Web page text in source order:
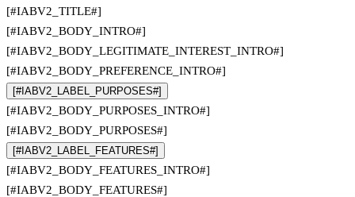
[#IABV2_TITLE#]
[#IABV2_BODY_INTRO#]
[#IABV2_BODY_LEGITIMATE_INTEREST_INTRO#]
[#IABV2_BODY_PREFERENCE_INTRO#]
[#IABV2_LABEL_PURPOSES#]
[#IABV2_BODY_PURPOSES_INTRO#]
[#IABV2_BODY_PURPOSES#]
[#IABV2_LABEL_FEATURES#]
[#IABV2_BODY_FEATURES_INTRO#]
[#IABV2_BODY_FEATURES#]